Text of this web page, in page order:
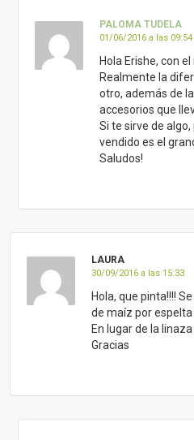
PALOMA TUDELA
01/06/2016 a las 09:54
Hola Erishe, con
Realmente la
otro, además de
accesorios que
Si te sirve de
vendido es el
Saludos!
LAURA
30/09/2016 a las 15:33
Hola, que pinta!!!!
de maíz por
En lugar de la
Gracias